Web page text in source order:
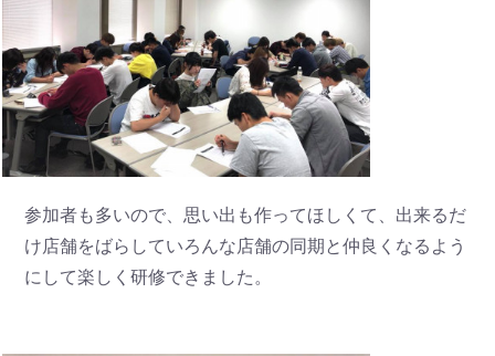
参加者も多いので、思い出も作ってほしくて、出来るだ
け店舗をばらしていろんな店舗の同期と仲良くなるよう
にして楽しく研修できました。